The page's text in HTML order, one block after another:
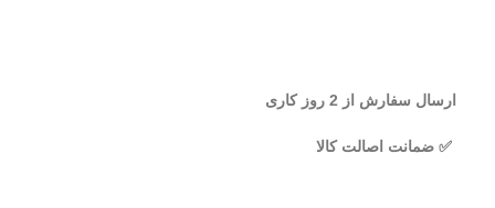
ارسال سفارش از 2 روز کاری
✅ ضمانت اصالت کالا